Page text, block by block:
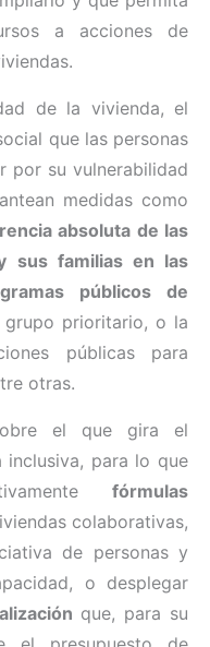
a acciones de
de la vivienda, el
que las personas
por su vulnerabilidad
medidas como
absoluta de las
sus familias en las
públicos de
prioritario, o la
públicas para
otras.
el que gira el
para lo que
fórmulas
colaborativas,
de personas y
o desplegar
que, para su